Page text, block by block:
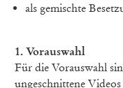
als gemischte
1. Vorauswahl
Für die Vorauswahl
ungeschnittene